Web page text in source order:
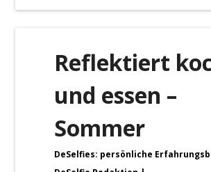
Reflektiert
und essen –
Sommer
DeSelfies: persönliche